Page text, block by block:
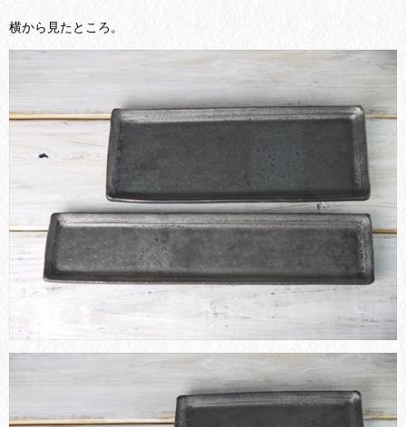
横から見たところ。